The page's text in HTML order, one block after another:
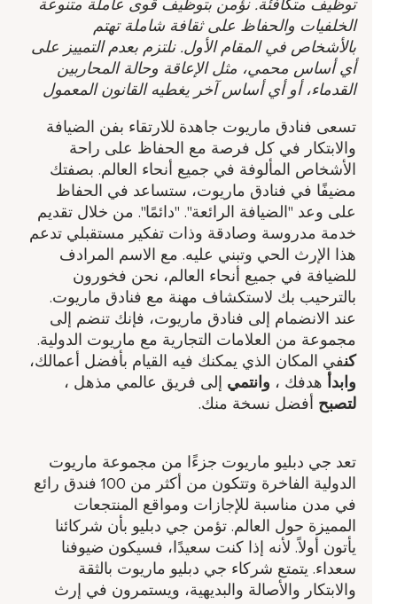
توظيف متكافئة. نؤمن بتوظيف قوى عاملة متنوعة
الخلفيات والحفاظ على ثقافة شاملة تهتم
بالأشخاص في المقام الأول. نلتزم بعدم التمييز على
أي أساس محمي، مثل الإعاقة وحالة المحاربين
القدماء، أو أي أساس آخر يغطيه القانون المعمول
تسعى فنادق ماريوت جاهدة للارتقاء بفن الضيافة
والابتكار في كل فرصة مع الحفاظ على راحة
الأشخاص المألوفة في جميع أنحاء العالم. بصفتك
مضيفًا في فنادق ماريوت، ستساعد في الحفاظ
على وعد "الضيافة الرائعة". "دائمًا". من خلال تقديم
خدمة مدروسة وصادقة وذات تفكير مستقبلي تدعم
هذا الإرث الحي وتبني عليه. مع الاسم المرادف
للضيافة في جميع أنحاء العالم، نحن فخورون
بالترحيب بك لاستكشاف مهنة مع فنادق ماريوت.
عند الانضمام إلى فنادق ماريوت، فإنك تنضم إلى
مجموعة من العلامات التجارية مع ماريوت الدولية.
في المكان الذي يمكنك فيه القيام بأفضل أعمالك،
وابدأهدفك ​،وانتميإلى فريق عالمي مذهل ​،
لتصبحأفضل نسخة منك.
تعد جي دبليو ماريوت جزءًا من مجموعة ماريوت
الدولية الفاخرة وتتكون من أكثر من 100 فندق رائع
في مدن مناسبة للإجازات ومواقع المنتجعات
المميزة حول العالم. تؤمن جي دبليو بأن شركائنا
يأتون أولاً. لأنه إذا كنت سعيدًا، فسيكون ضيوفنا
سعداء. يتمتع شركاء جي دبليو ماريوت بالثقة
والابتكار والأصالة والبديهية، ويستمرون في إرث